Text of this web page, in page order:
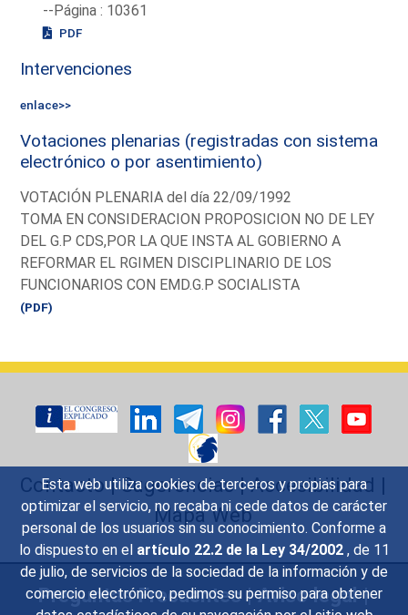
Esta web utiliza cookies de terceros y propias para
optimizar el servicio, no recaba ni cede datos de carácter
personal de los usuarios sin su conocimiento. Conforme a
lo dispuesto en el artículo 22.2 de la Ley 34/2002 , de 11
de julio, de servicios de la sociedad de la información y de
comercio electrónico, pedimos su permiso para obtener
--Página : 10361
PDF
Intervenciones
enlace>>
Votaciones plenarias (registradas con sistema
electrónico o por asentimiento)
VOTACIÓN PLENARIA del día 22/09/1992
TOMA EN CONSIDERACION PROPOSICION NO DE LEY
DEL G.P CDS,POR LA QUE INSTA AL GOBIERNO A
REFORMAR EL RGIMEN DISCIPLINARIO DE LOS
FUNCIONARIOS CON EMD.G.P SOCIALISTA
(PDF)
Contacto|Sugerencias|Accesibilidad |
Mapa Web
Preguntas Frecuentes|Aviso legal|